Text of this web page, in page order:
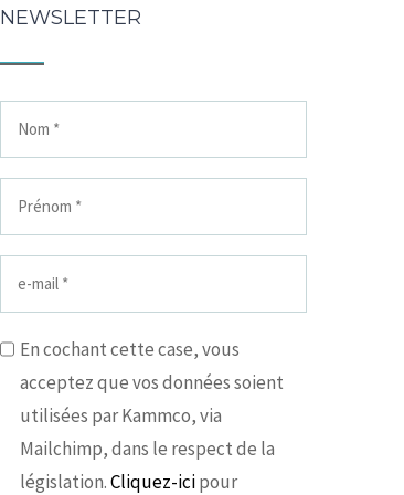
NEWSLETTER
En cochant cette case, vous
acceptez que vos données soient
utilisées par Kammco, via
Mailchimp, dans le respect de la
législation.Cliquez-icipour